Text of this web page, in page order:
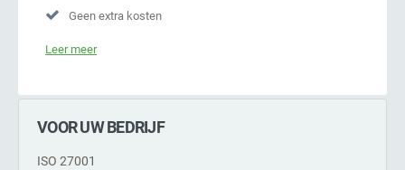
Geen extra kosten
Leer meer
VOOR UW BEDRIJF
ISO 27001